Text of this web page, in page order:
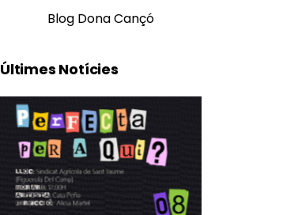
Blog Dona Cançó
Últimes Notícies